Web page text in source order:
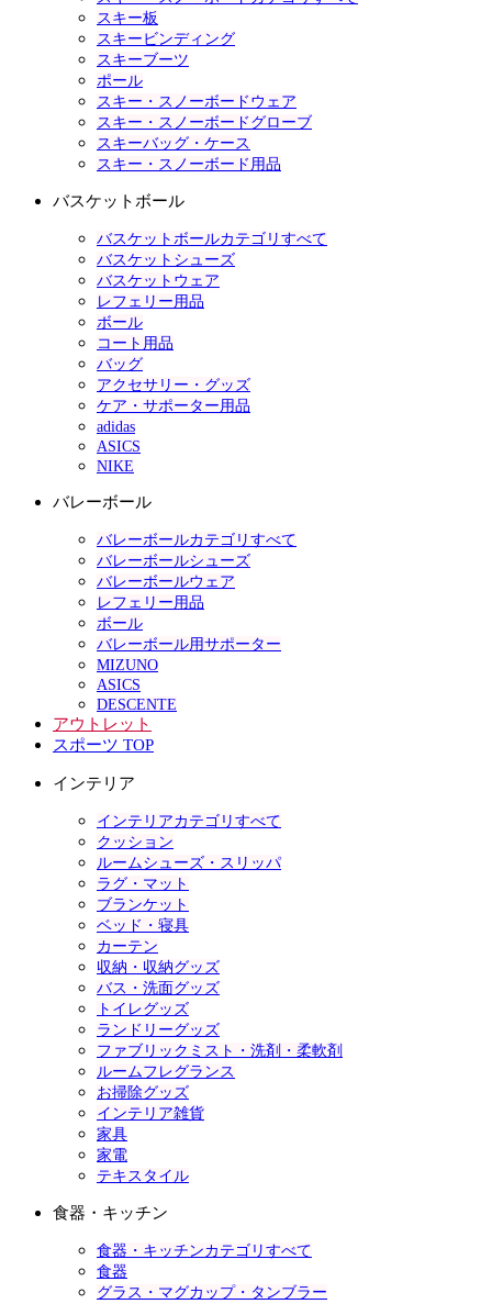
スキー板
スキービンディング
スキーブーツ
ポール
スキー・スノーボードウェア
スキー・スノーボードグローブ
スキーバッグ・ケース
スキー・スノーボード用品
バスケットボール
バスケットボールカテゴリすべて
バスケットシューズ
バスケットウェア
レフェリー用品
ボール
コート用品
バッグ
アクセサリー・グッズ
ケア・サポーター用品
adidas
ASICS
NIKE
バレーボール
バレーボールカテゴリすべて
バレーボールシューズ
バレーボールウェア
レフェリー用品
ボール
バレーボール用サポーター
MIZUNO
ASICS
DESCENTE
アウトレット
スポーツ TOP
インテリア
インテリアカテゴリすべて
クッション
ルームシューズ・スリッパ
ラグ・マット
ブランケット
ベッド・寝具
カーテン
収納・収納グッズ
バス・洗面グッズ
トイレグッズ
ランドリーグッズ
ファブリックミスト・洗剤・柔軟剤
ルームフレグランス
お掃除グッズ
インテリア雑貨
家具
家電
テキスタイル
食器・キッチン
食器・キッチンカテゴリすべて
食器
グラス・マグカップ・タンブラー